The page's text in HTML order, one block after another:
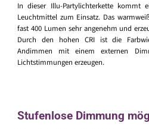
In dieser Illu-Partylichterkette kommt
Leuchtmittel zum Einsatz. Das
fast 400 Lumen sehr angenehm und
Durch den hohen CRI ist die
Andimmen mit einem externen
Lichtstimmungen erzeugen.
Stufenlose Dimmung